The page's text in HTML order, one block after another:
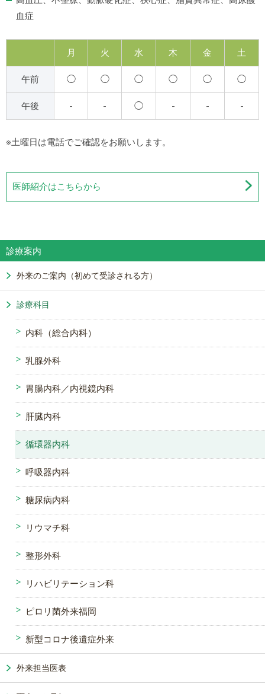
血症
月 火 水 木 金 土
午前 ◯ ◯ ◯ ◯ ◯ ◯
午後 - - ◯ - - -
※土曜日は電話でご確認をお願いします。
医師紹介はこちらから
診療案内
外来のご案内（初めて受診される方）
診療科目
内科（総合内科）
乳腺外科
胃腸内科／内視鏡内科
肝臓内科
循環器内科
呼吸器内科
糖尿病内科
リウマチ科
整形外科
リハビリテーション科
ピロリ菌外来福岡
新型コロナ後遺症外来
外来担当医表